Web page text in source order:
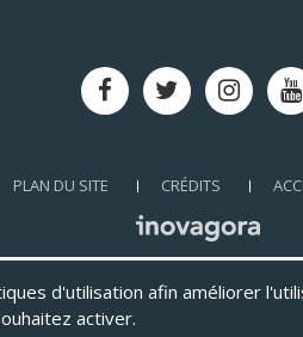
d'utilisation afin améliorer
activer.
Lien
vers
Facebook
Lien
vers
Twitter
Lien
vers
PLAN DU SITE CRÉDITS